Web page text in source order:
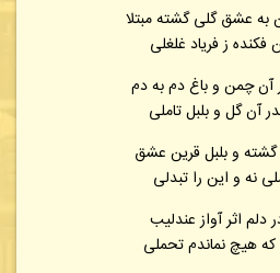
عشق گلی گشته مبتلا
فکنده ز فریاد غلغلی
آن چمن و باغ دم به دم
آن گل و بلبل تاملی
و بلبل قرین عشق
نه و این را تبدلی
دلم اثر آواز عندلیب
هیچ نماندم تحملی